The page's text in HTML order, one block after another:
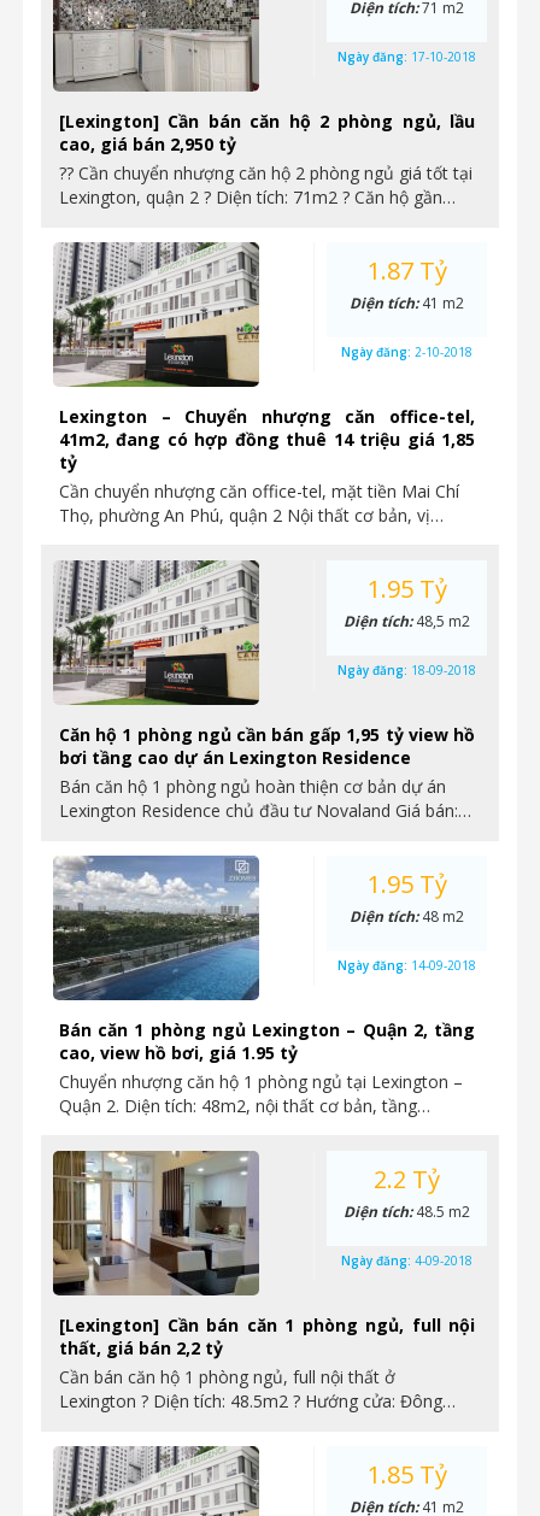
[Lexington] Cần bán căn hộ 2 phòng ngủ, lầu
cao, giá bán 2,950 tỷ
?? Cần chuyển nhượng căn hộ 2 phòng ngủ giá tốt tại
Lexington, quận 2 ? Diện tích: 71m2 ? Căn hộ gần…
Diện tích:71 m2
Ngày đăng: 17-10-2018
Lexington – Chuyển nhượng căn office-tel,
41m2, đang có hợp đồng thuê 14 triệu giá 1,85
tỷ
Cần chuyển nhượng căn office-tel, mặt tiền Mai Chí
Thọ, phường An Phú, quận 2 Nội thất cơ bản, vị…
1.87 Tỷ
Diện tích:41 m2
Ngày đăng: 2-10-2018
Căn hộ 1 phòng ngủ cần bán gấp 1,95 tỷ view hồ
bơi tầng cao dự án Lexington Residence
Bán căn hộ 1 phòng ngủ hoàn thiện cơ bản dự án
Lexington Residence chủ đầu tư Novaland Giá bán:…
1.95 Tỷ
Diện tích:48,5 m2
Ngày đăng: 18-09-2018
Bán căn 1 phòng ngủ Lexington – Quận 2, tầng
cao, view hồ bơi, giá 1.95 tỷ
Chuyển nhượng căn hộ 1 phòng ngủ tại Lexington –
Quận 2. Diện tích: 48m2, nội thất cơ bản, tầng…
1.95 Tỷ
Diện tích:48 m2
Ngày đăng: 14-09-2018
[Lexington] Cần bán căn 1 phòng ngủ, full nội
thất, giá bán 2,2 tỷ
Cần bán căn hộ 1 phòng ngủ, full nội thất ở
Lexington ? Diện tích: 48.5m2 ? Hướng cửa: Đông…
2.2 Tỷ
Diện tích:48.5 m2
Ngày đăng: 4-09-2018
1.85 Tỷ
Diện tích:41 m2